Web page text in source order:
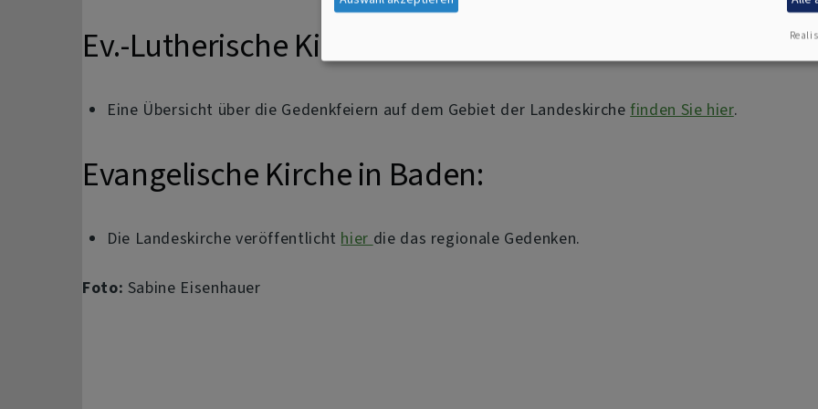
Ev.-Lutherische Kirche Hannovers:
Eine Übersicht über die Gedenkfeiern auf dem Gebiet der Landeskirchefinden Sie hier.
Evangelische Kirche in Baden:
Die Landeskirche veröffentlicht hier die das regionale Gedenken.
Foto: Sabine Eisenhauer